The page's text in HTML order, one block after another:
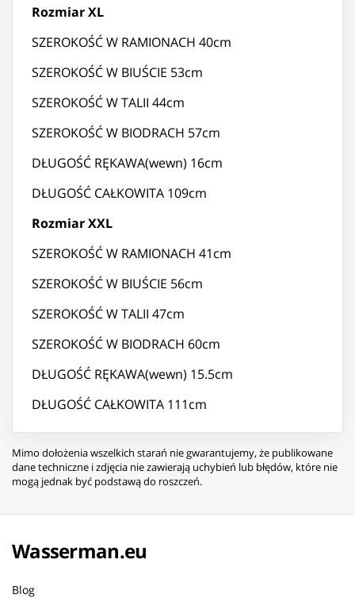
Rozmiar XL
SZEROKOŚĆ W RAMIONACH 40cm
SZEROKOŚĆ W BIUŚCIE 53cm
SZEROKOŚĆ W TALII 44cm
SZEROKOŚĆ W BIODRACH 57cm
DŁUGOŚĆ RĘKAWA(wewn) 16cm
DŁUGOŚĆ CAŁKOWITA 109cm
Rozmiar XXL
SZEROKOŚĆ W RAMIONACH 41cm
SZEROKOŚĆ W BIUŚCIE 56cm
SZEROKOŚĆ W TALII 47cm
SZEROKOŚĆ W BIODRACH 60cm
DŁUGOŚĆ RĘKAWA(wewn) 15.5cm
DŁUGOŚĆ CAŁKOWITA 111cm
Mimo dołożenia wszelkich starań nie gwarantujemy, że publikowane
dane techniczne i zdjęcia nie zawierają uchybień lub błędów, które nie
mogą jednak być podstawą do roszczeń.
Wasserman.eu
Blog